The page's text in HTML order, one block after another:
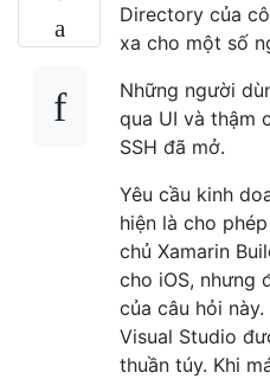
Directory của
xa cho một số
Những người
qua UI và thậm
SSH đã mở.
Yêu cầu kinh
hiện là cho
chủ Xamarin
cho iOS, nhưng
của câu hỏi
Visual Studio
thuần túy. Khi